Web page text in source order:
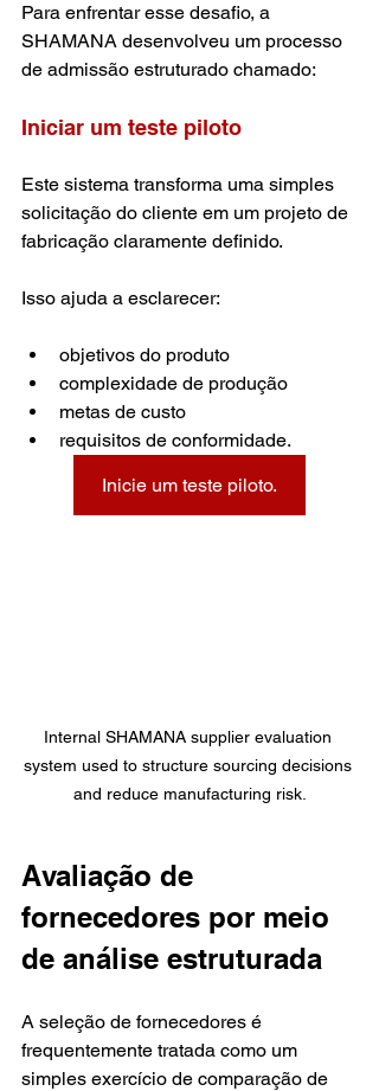
Para enfrentar esse desafio, a
SHAMANA desenvolveu um processo
de admissão estruturado chamado:
Iniciar um teste piloto
Este sistema transforma uma simples
solicitação do cliente em um projeto de
fabricação claramente definido.
Isso ajuda a esclarecer:
objetivos do produto
complexidade de produção
metas de custo
requisitos de conformidade.
Inicie um teste piloto.
Internal SHAMANA supplier evaluation
system used to structure sourcing decisions
and reduce manufacturing risk.
Avaliação de
fornecedores por meio
de análise estruturada
A seleção de fornecedores é
frequentemente tratada como um
simples exercício de comparação de